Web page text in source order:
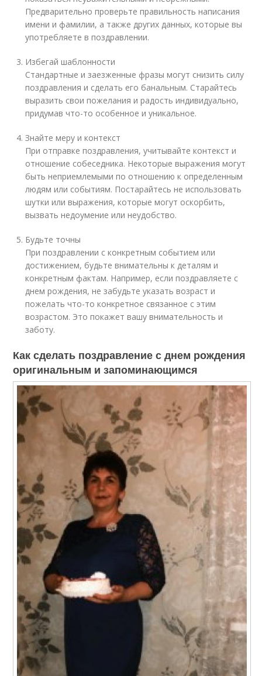
Предварительно проверьте правильность написания
имени и фамилии, а также других данных, которые вы
употребляете в поздравлении.
Избегай шаблонности
Стандартные и заезженные фразы могут снизить силу
поздравления и сделать его банальным. Старайтесь
выразить свои пожелания и радость индивидуально,
придумав что-то особенное и уникальное.
Знайте меру и контекст
При отправке поздравления, учитывайте контекст и
отношение собеседника. Некоторые выражения могут
быть неприемлемыми по отношению к определенным
людям или событиям. Постарайтесь не использовать
шутки или выражения, которые могут оскорбить,
вызвать недоумение или неудобство.
Будьте точны
При поздравлении с конкретным событием или
достижением, будьте внимательны к деталям и
конкретным фактам. Например, если поздравляете с
днем рождения, не забудьте указать возраст и
пожелать что-то конкретное связанное с этим
возрастом. Это покажет вашу внимательность и
заботу.
Как сделать поздравление с днем рождения
оригинальным и запоминающимся